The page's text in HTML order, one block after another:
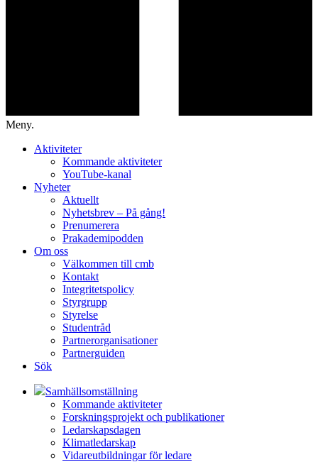
Meny.
Aktiviteter
Kommande aktiviteter
YouTube-kanal
Nyheter
Aktuellt
Nyhetsbrev – På gång!
Prenumerera
Prakademipodden
Om oss
Välkommen till cmb
Kontakt
Integritetspolicy
Styrgrupp
Styrelse
Studentråd
Partnerorganisationer
Partnerguiden
Sök
Samhällsomställning
Kommande aktiviteter
Forskningsprojekt och publikationer
Ledarskapsdagen
Klimatledarskap
Vidareutbildningar för ledare